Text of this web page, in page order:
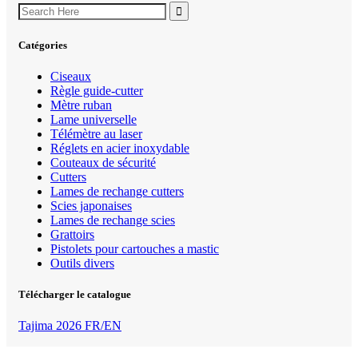
Search
for:
Catégories
Ciseaux
Règle guide-cutter
Mètre ruban
Lame universelle
Télémètre au laser
Réglets en acier inoxydable
Couteaux de sécurité
Cutters
Lames de rechange cutters
Scies japonaises
Lames de rechange scies
Grattoirs
Pistolets pour cartouches a mastic
Outils divers
Télécharger le catalogue
Tajima 2026 FR/EN